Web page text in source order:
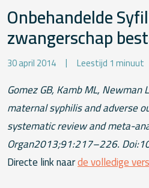
Onbehandelde
zwangerschap
30 april 2014 Leestijd 1 minuut
Gomez GB, Kamb ML,
maternal syphilis and adverse
systematic review and meta-
Organ2013;91:217–226.
Directe link naarde volledige